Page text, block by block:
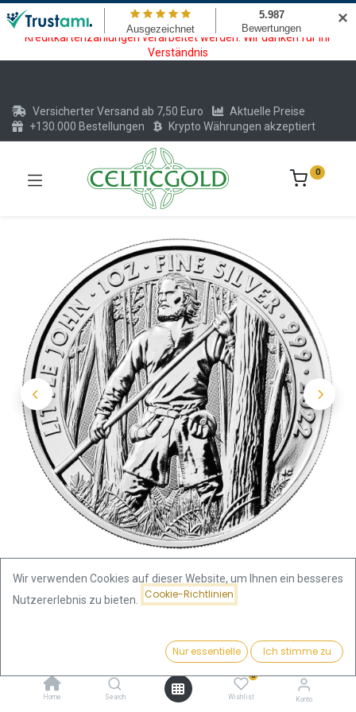
Wartungsarbeiten am Kreditkarten und Krypto Bezahlmodul. In der
Zeit vom 20.07. - 09.08.2026 können keine Krypto oder
Kreditkartenzahlungen verarbeitet werden. Wir danken für Ihr
Verständnis
Preis:
70,07 € Kaufen
Home Search
0
Wishlist Konto
Versicherter Versand ab 7,50 Euro
Aktuelle Preise
+130.000 Bestellungen
Krypto Währungen akzeptiert
0
Myths and Legends "Little John" 1 Unze Silbermünze 2022 |
Wir verwenden Cookies auf dieser Website, um Ihnen ein besseres
Nutzererlebnis zu bieten.
Cookie-Richtlinien
Nur essentielle Ich stimme zu
✕